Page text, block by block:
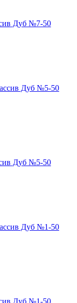
Дуб №7-50
Дуб №5-50